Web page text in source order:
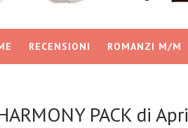
RECENSIONI ROMANZI M/M
PACK di